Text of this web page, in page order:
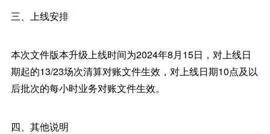
三、上线安排
本次文件版本升级上线时间为2024年8月15日，对上线日
期起的13/23场次清算对账文件生效，对上线日期10点及以
后批次的每小时业务对账文件生效。
四、其他说明